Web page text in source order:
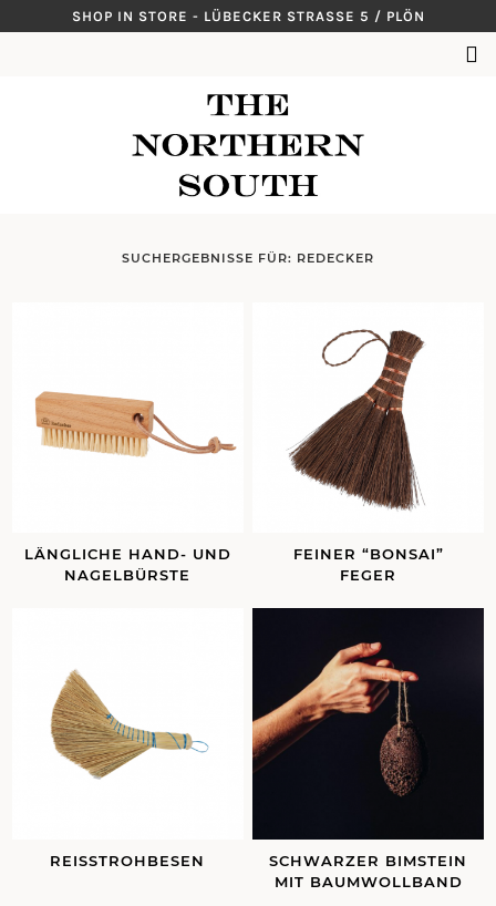
to
SHOP IN STORE - LÜBECKER STRASSE 5 / PLÖN
SUCHEN
SUCHERGEBNISSE FÜR: REDECKER
LÄNGLICHE HAND- UND
NAGELBÜRSTE
FEINER “BONSAI”
FEGER
REISSTROHBESEN
SCHWARZER BIMSTEIN
MIT BAUMWOLLBAND